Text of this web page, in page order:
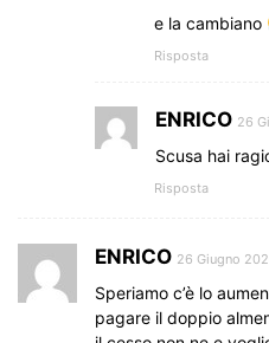
e la cambiano
Risposta
ENRICO 26
Scusa hai
Risposta
ENRICO 26 Giugno
Speriamo c’è lo
pagare il doppio